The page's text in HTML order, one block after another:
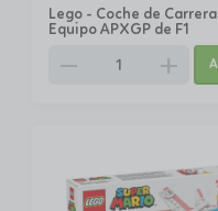
Lego - Coche de
Equipo APXGP de F1
remove add